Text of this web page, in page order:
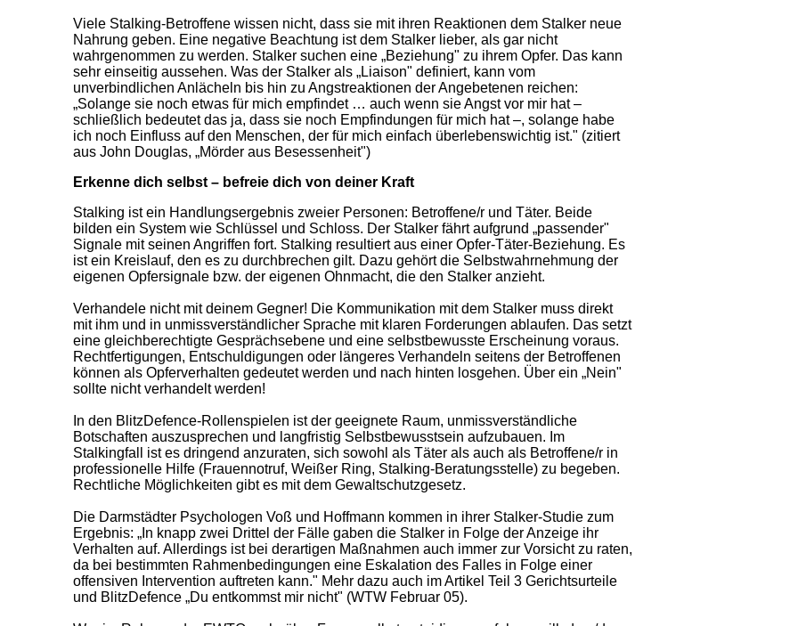
Viele Stalking-Betroffene wissen nicht, dass sie mit ihren Reaktionen dem Stalker neue
Nahrung geben. Eine negative Beachtung ist dem Stalker lieber, als gar nicht
wahrgenommen zu werden. Stalker suchen eine „Beziehung" zu ihrem Opfer. Das kann
sehr einseitig aussehen. Was der Stalker als „Liaison" definiert, kann vom
unverbindlichen Anlächeln bis hin zu Angstreaktionen der Angebetenen reichen:
„Solange sie noch etwas für mich empfindet … auch wenn sie Angst vor mir hat –
schließlich bedeutet das ja, dass sie noch Empfindungen für mich hat –, solange habe
ich noch Einfluss auf den Menschen, der für mich einfach überlebenswichtig ist." (zitiert
aus John Douglas, „Mörder aus Besessenheit")
Erkenne dich selbst – befreie dich von deiner Kraft
Stalking ist ein Handlungsergebnis zweier Personen: Betroffene/r und Täter. Beide
bilden ein System wie Schlüssel und Schloss. Der Stalker fährt aufgrund „passender"
Signale mit seinen Angriffen fort. Stalking resultiert aus einer Opfer-Täter-Beziehung. Es
ist ein Kreislauf, den es zu durchbrechen gilt. Dazu gehört die Selbstwahrnehmung der
eigenen Opfersignale bzw. der eigenen Ohnmacht, die den Stalker anzieht.
Verhandele nicht mit deinem Gegner! Die Kommunikation mit dem Stalker muss direkt
mit ihm und in unmissverständlicher Sprache mit klaren Forderungen ablaufen. Das setzt
eine gleichberechtigte Gesprächsebene und eine selbstbewusste Erscheinung voraus.
Rechtfertigungen, Entschuldigungen oder längeres Verhandeln seitens der Betroffenen
können als Opferverhalten gedeutet werden und nach hinten losgehen. Über ein „Nein"
sollte nicht verhandelt werden!
In den BlitzDefence-Rollenspielen ist der geeignete Raum, unmissverständliche
Botschaften auszusprechen und langfristig Selbstbewusstsein aufzubauen. Im
Stalkingfall ist es dringend anzuraten, sich sowohl als Täter als auch als Betroffene/r in
professionelle Hilfe (Frauennotruf, Weißer Ring, Stalking-Beratungsstelle) zu begeben.
Rechtliche Möglichkeiten gibt es mit dem Gewaltschutzgesetz.
Die Darmstädter Psychologen Voß und Hoffmann kommen in ihrer Stalker-Studie zum
Ergebnis: „In knapp zwei Drittel der Fälle gaben die Stalker in Folge der Anzeige ihr
Verhalten auf. Allerdings ist bei derartigen Maßnahmen auch immer zur Vorsicht zu raten,
da bei bestimmten Rahmenbedingungen eine Eskalation des Falles in Folge einer
offensiven Intervention auftreten kann." Mehr dazu auch im Artikel Teil 3 Gerichtsurteile
und BlitzDefence „Du entkommst mir nicht" (WTW Februar 05).